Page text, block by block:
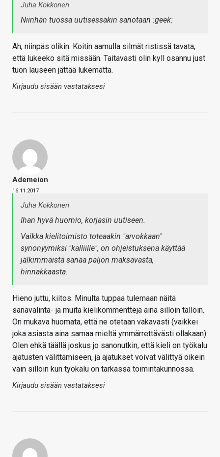
Juha Kokkonen
Niinhän tuossa uutisessakin sanotaan :geek:
Ah, niinpäs olikin. Koitin aamulla silmät ristissä tavata,
että lukeeko sitä missään. Taitavasti olin kyll osannu just
tuon lauseen jättää lukematta.
Kirjaudu sisään vastataksesi
Ademeion
16.11.2017
Juha Kokkonen
Ihan hyvä huomio, korjasin uutiseen.
Vaikka kielitoimisto toteaakin "arvokkaan"
synonyymiksi "kalliille", on ohjeistuksena käyttää
jälkimmäistä sanaa paljon maksavasta,
hinnakkaasta.
Hieno juttu, kiitos. Minulta tuppaa tulemaan näitä
sanavalinta- ja muita kielikommentteja aina silloin tällöin.
On mukava huomata, että ne otetaan vakavasti (vaikkei
joka asiasta aina samaa mieltä ymmärrettävästi ollakaan).
Olen ehkä täällä joskus jo sanonutkin, että kieli on työkalu
ajatusten välittämiseen, ja ajatukset voivat välittyä oikein
vain silloin kun työkalu on tarkassa toimintakunnossa.
Kirjaudu sisään vastataksesi